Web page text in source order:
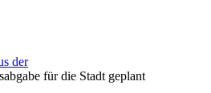
der
für die Stadt geplant